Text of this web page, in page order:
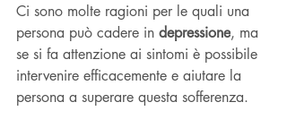
Ci sono molte ragioni per le quali una
persona può cadere in depressione, ma
se si fa attenzione ai sintomi è possibile
intervenire efficacemente e aiutare la
persona a superare questa sofferenza.